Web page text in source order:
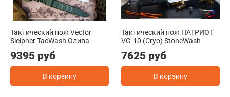
Тактический нож Vector
Sleipner TacWash Олива
9395 руб
В корзину
Тактический нож ПАТРИОТ
VG-10 (Cryo) StoneWash
7625 руб
В корзину